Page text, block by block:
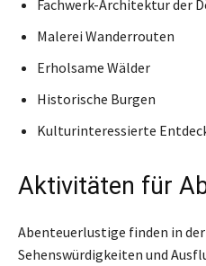
Fachwerk-Architektur der
Malerei Wanderrouten
Erholsame Wälder
Historische Burgen
Kulturinteressierte
Aktivitäten für
Abenteuerlustige finden in
Sehenswürdigkeiten und